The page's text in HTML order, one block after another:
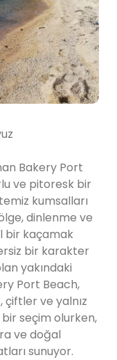
Bakery Port
ve pitoresk bir
kumsalları
dinlenme ve
bir kaçamak
bir karakter
yakındaki
Port Beach,
ve yalnız
seçim olurken,
ve doğal
sunuyor.